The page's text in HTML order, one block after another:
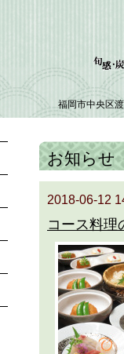
福岡市中央区
お知らせ
2018-06-12
コース料理